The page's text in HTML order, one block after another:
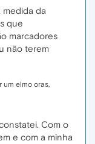
medida da
que
marcadores
não terem
um elmo oras,
Com o
e com a minha